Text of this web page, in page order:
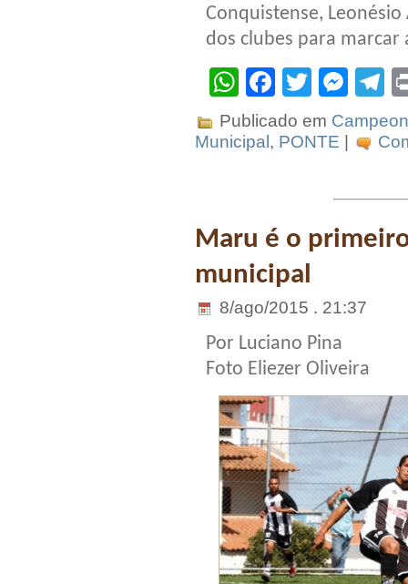
Conquistense,
dos clubes para
WhatsApp
Facebook
Twitter
Publicado em
Municipal, PONTE |
Maru é o
municipal
8/ago/2015 . 21:37
Por Luciano Pina
Foto Eliezer Oliveira